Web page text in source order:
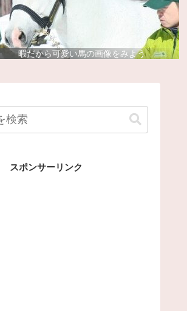
暇だから可愛い馬の画像をみよう
スポンサーリンク